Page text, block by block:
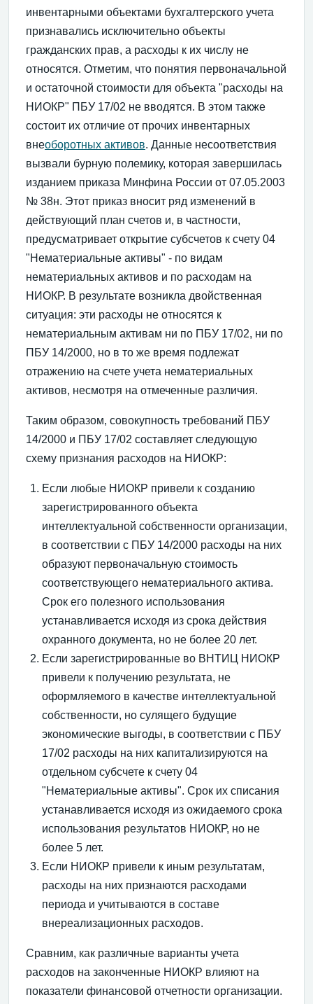
инвентарными объектами бухгалтерского учета
признавались исключительно объекты
гражданских прав, а расходы к их числу не
относятся. Отметим, что понятия первоначальной
и остаточной стоимости для объекта "расходы на
НИОКР" ПБУ 17/02 не вводятся. В этом также
состоит их отличие от прочих инвентарных
внеоборотных активов. Данные несоответствия
вызвали бурную полемику, которая завершилась
изданием приказа Минфина России от 07.05.2003
№ 38н. Этот приказ вносит ряд изменений в
действующий план счетов и, в частности,
предусматривает открытие субсчетов к счету 04
"Нематериальные активы" - по видам
нематериальных активов и по расходам на
НИОКР. В результате возникла двойственная
ситуация: эти расходы не относятся к
нематериальным активам ни по ПБУ 17/02, ни по
ПБУ 14/2000, но в то же время подлежат
отражению на счете учета нематериальных
активов, несмотря на отмеченные различия.
Таким образом, совокупность требований ПБУ
14/2000 и ПБУ 17/02 составляет следующую
схему признания расходов на НИОКР:
Если любые НИОКР привели к созданию
зарегистрированного объекта
интеллектуальной собственности организации,
в соответствии с ПБУ 14/2000 расходы на них
образуют первоначальную стоимость
соответствующего нематериального актива.
Срок его полезного использования
устанавливается исходя из срока действия
охранного документа, но не более 20 лет.
Если зарегистрированные во ВНТИЦ НИОКР
привели к получению результата, не
оформляемого в качестве интеллектуальной
собственности, но сулящего будущие
экономические выгоды, в соответствии с ПБУ
17/02 расходы на них капитализируются на
отдельном субсчете к счету 04
"Нематериальные активы". Срок их списания
устанавливается исходя из ожидаемого срока
использования результатов НИОКР, но не
более 5 лет.
Если НИОКР привели к иным результатам,
расходы на них признаются расходами
периода и учитываются в составе
внереализационных расходов.
Сравним, как различные варианты учета
расходов на законченные НИОКР влияют на
показатели финансовой отчетности организации.